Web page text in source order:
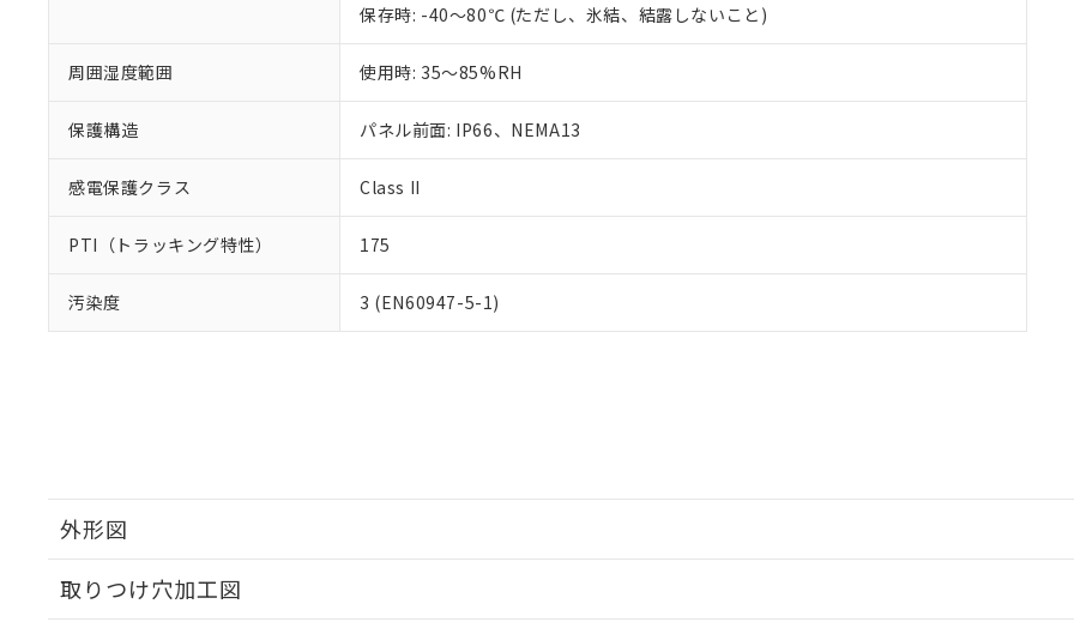
保存時: -40～80℃ (ただし、氷結、結露しないこと)
周囲湿度範囲 使用時: 35～85%RH
保護構造 パネル前面: IP66、NEMA13
感電保護クラス Class II
PTI（トラッキング特性） 175
汚染度 3 (EN60947-5-1)
外形図
取りつけ穴加工図